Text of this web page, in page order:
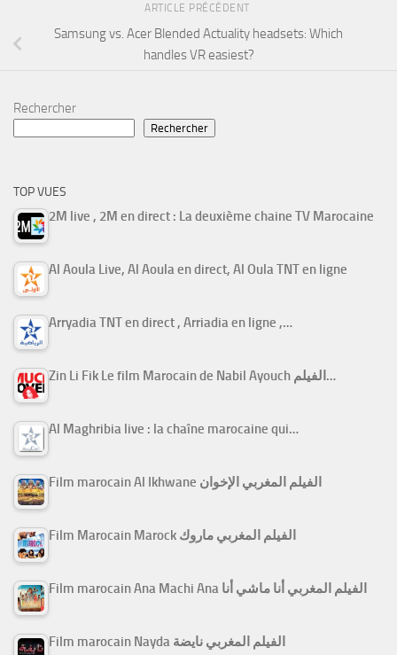
ARTICLE PRÉCÉDENT
Samsung vs. Acer Blended Actuality headsets: Which
handles VR easiest?
Rechercher
Rechercher
TOP VUES
2M live , 2M en direct : La deuxième chaine TV Marocaine
Al Aoula Live, Al Aoula en direct, Al Oula TNT en ligne
Arryadia TNT en direct , Arriadia en ligne ,…
Zin Li Fik Le film Marocain de Nabil Ayouch الفيلم…
Al Maghribia live : la chaîne marocaine qui…
Film marocain Al Ikhwane الفيلم المغربي الإخوان
Film Marocain Marock الفيلم المغربي ماروك
Film marocain Ana Machi Ana الفيلم المغربي أنا ماشي أنا
Film marocain Nayda الفيلم المغربي نايضة